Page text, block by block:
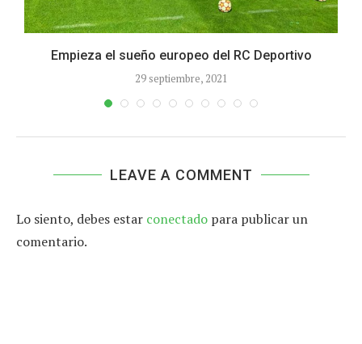
Empieza el sueño europeo del RC Deportivo
29 septiembre, 2021
LEAVE A COMMENT
Lo siento, debes estar conectado para publicar un
comentario.